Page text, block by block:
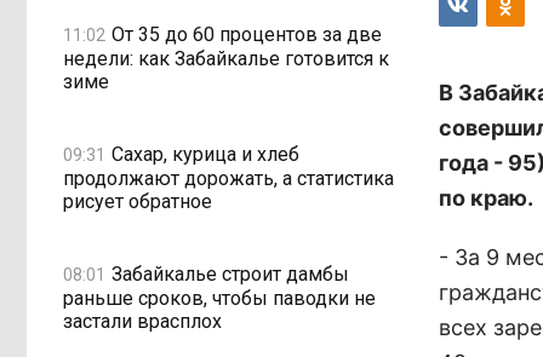
11:02 От 35 до 60 процентов за две
недели: как Забайкалье готовится к
зиме
09:31 Сахар, курица и хлеб
продолжают дорожать, а статистика
рисует обратное
08:01 Забайкалье строит дамбы
раньше сроков, чтобы паводки не
застали врасплох
В
года -
по краю.
- За 9
всех